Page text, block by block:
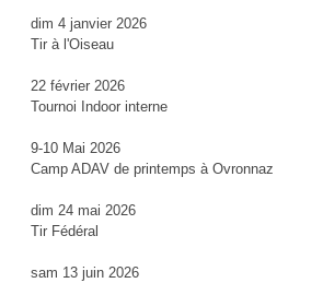
dim 4 janvier 2026
Tir à l'Oiseau
22 février 2026
Tournoi Indoor interne
9-10 Mai 2026
Camp ADAV de printemps à Ovronnaz
dim 24 mai 2026
Tir Fédéral
sam 13 juin 2026